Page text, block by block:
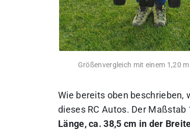
Größenvergleich mit einem 1,20
Wie bereits oben beschrieben,
dieses RC Autos. Der
Länge, ca. 38,5 cm in der